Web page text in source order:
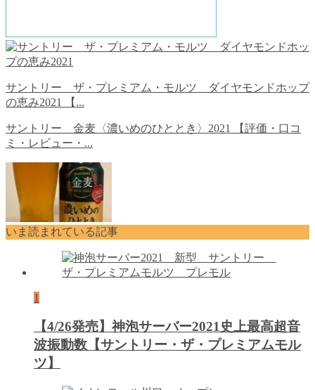
サントリー ザ・プレミアム・モルツ ダイヤモンドホップ
の恵み2021 【...
サントリー 金麦〈濃いめのひととき〉2021 【評価・口コ
ミ・レビュー・...
いま読まれている記事
1
【4/26発売】神泡サーバー2021史上最高超音
波振動数【サントリー・ザ・プレミアムモル
ツ】